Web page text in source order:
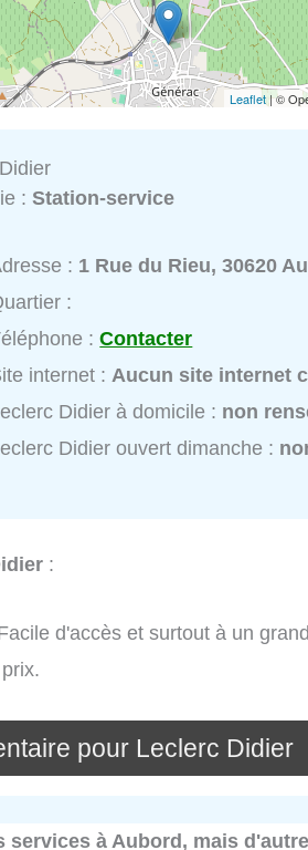
Leaflet| ©
:Station-service
: 1 Rue du Rieu, 30620
:
:Contacter
internet :Aucun site internet
Didier à domicile : non
Didier ouvert dimanche :
:
d'accès et surtout à un grand
pour Leclerc Didier
à Aubord, mais